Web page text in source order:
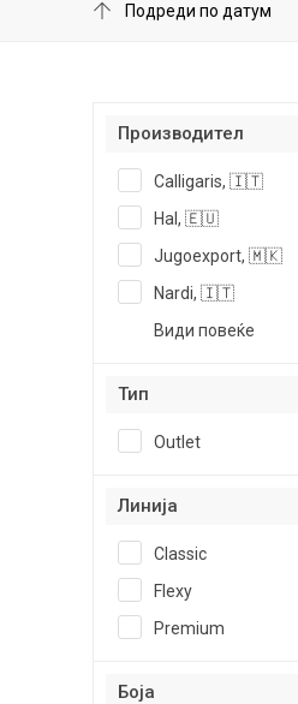
Производител
Calligaris, 🇮🇹
Hal, 🇪🇺
Jugoexport, 🇲🇰
Nardi, 🇮🇹
Види повеќе
Тип
Outlet
Линија
Classic
Flexy
Premium
Боја